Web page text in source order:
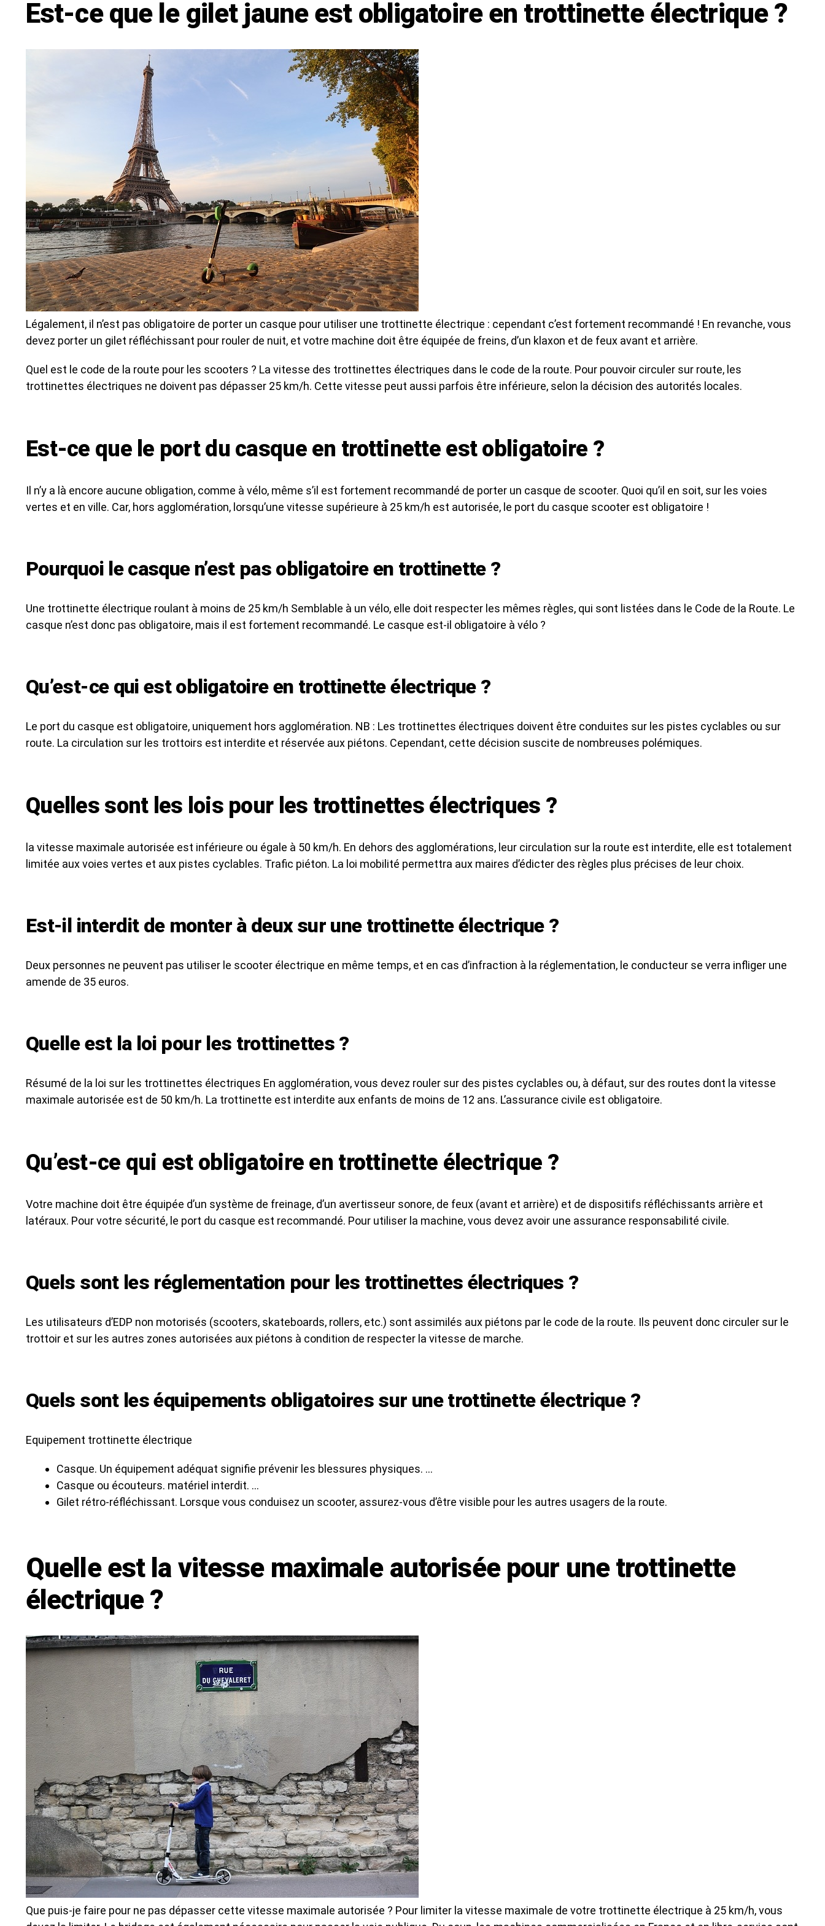
Est-ce que le gilet jaune est obligatoire en trottinette électrique ?
Légalement, il n’est pas obligatoire de porter un casque pour utiliser une trottinette électrique : cependant c’est fortement recommandé ! En revanche, vous
devez porter un gilet réfléchissant pour rouler de nuit, et votre machine doit être équipée de freins, d’un klaxon et de feux avant et arrière.
Quel est le code de la route pour les scooters ? La vitesse des trottinettes électriques dans le code de la route. Pour pouvoir circuler sur route, les
trottinettes électriques ne doivent pas dépasser 25 km/h. Cette vitesse peut aussi parfois être inférieure, selon la décision des autorités locales.
Est-ce que le port du casque en trottinette est obligatoire ?
Il n’y a là encore aucune obligation, comme à vélo, même s’il est fortement recommandé de porter un casque de scooter. Quoi qu’il en soit, sur les voies
vertes et en ville. Car, hors agglomération, lorsqu’une vitesse supérieure à 25 km/h est autorisée, le port du casque scooter est obligatoire !
Pourquoi le casque n’est pas obligatoire en trottinette ?
Une trottinette électrique roulant à moins de 25 km/h Semblable à un vélo, elle doit respecter les mêmes règles, qui sont listées dans le Code de la Route. Le
casque n’est donc pas obligatoire, mais il est fortement recommandé. Le casque est-il obligatoire à vélo ?
Qu’est-ce qui est obligatoire en trottinette électrique ?
Le port du casque est obligatoire, uniquement hors agglomération. NB : Les trottinettes électriques doivent être conduites sur les pistes cyclables ou sur
route. La circulation sur les trottoirs est interdite et réservée aux piétons. Cependant, cette décision suscite de nombreuses polémiques.
Quelles sont les lois pour les trottinettes électriques ?
la vitesse maximale autorisée est inférieure ou égale à 50 km/h. En dehors des agglomérations, leur circulation sur la route est interdite, elle est totalement
limitée aux voies vertes et aux pistes cyclables. Trafic piéton. La loi mobilité permettra aux maires d’édicter des règles plus précises de leur choix.
Est-il interdit de monter à deux sur une trottinette électrique ?
Deux personnes ne peuvent pas utiliser le scooter électrique en même temps, et en cas d’infraction à la réglementation, le conducteur se verra infliger une
amende de 35 euros.
Quelle est la loi pour les trottinettes ?
Résumé de la loi sur les trottinettes électriques En agglomération, vous devez rouler sur des pistes cyclables ou, à défaut, sur des routes dont la vitesse
maximale autorisée est de 50 km/h. La trottinette est interdite aux enfants de moins de 12 ans. L’assurance civile est obligatoire.
Qu’est-ce qui est obligatoire en trottinette électrique ?
Votre machine doit être équipée d’un système de freinage, d’un avertisseur sonore, de feux (avant et arrière) et de dispositifs réfléchissants arrière et
latéraux. Pour votre sécurité, le port du casque est recommandé. Pour utiliser la machine, vous devez avoir une assurance responsabilité civile.
Quels sont les réglementation pour les trottinettes électriques ?
Les utilisateurs d’EDP non motorisés (scooters, skateboards, rollers, etc.) sont assimilés aux piétons par le code de la route. Ils peuvent donc circuler sur le
trottoir et sur les autres zones autorisées aux piétons à condition de respecter la vitesse de marche.
Quels sont les équipements obligatoires sur une trottinette électrique ?
Equipement trottinette électrique
Casque. Un équipement adéquat signifie prévenir les blessures physiques. …
Casque ou écouteurs. matériel interdit. …
Gilet rétro-réfléchissant. Lorsque vous conduisez un scooter, assurez-vous d’être visible pour les autres usagers de la route.
Quelle est la vitesse maximale autorisée pour une trottinette
électrique ?
Que puis-je faire pour ne pas dépasser cette vitesse maximale autorisée ? Pour limiter la vitesse maximale de votre trottinette électrique à 25 km/h, vous